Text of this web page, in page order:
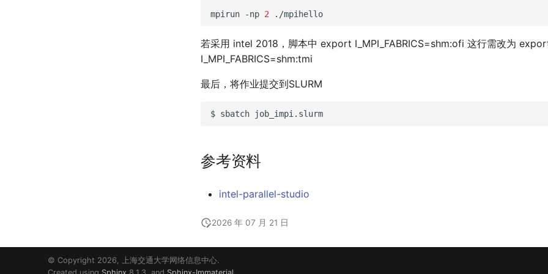
mpirun -np 2
若采用 intel 2018，脚本中 export I_MPI_FABRICS=shm:ofi 这行需改为
I_MPI_FABRICS=shm:tmi
最后，将作业提交到SLURM
$ sbatch
参考资料
intel-parallel-studio
2026 年 07 月 21 日
© Copyright 2026, 上海交通大学网络信息中心.